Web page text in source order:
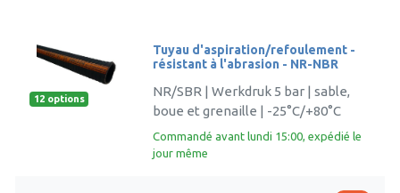
12 options
Tuyau d'aspiration/refoulement -
résistant à l'abrasion - NR-NBR
NR/SBR | Werkdruk 5 bar | sable,
boue et grenaille | -25°C/+80°C
Commandé avant lundi 15:00, expédié le
jour même